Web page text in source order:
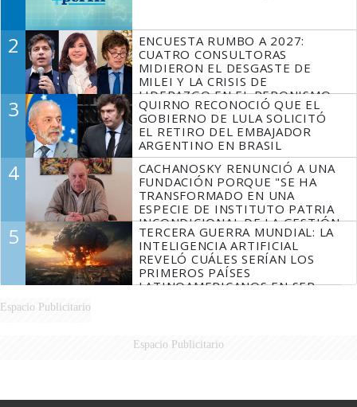
2
ENCUESTA RUMBO A 2027:
CUATRO CONSULTORAS
MIDIERON EL DESGASTE DE
MILEI Y LA CRISIS DE
LIDERAZGO EN EL PERONISMO
3
QUIRNO RECONOCIÓ QUE EL
GOBIERNO DE LULA SOLICITÓ
EL RETIRO DEL EMBAJADOR
ARGENTINO EN BRASIL
4
CACHANOSKY RENUNCIÓ A UNA
FUNDACIÓN PORQUE "SE HA
TRANSFORMADO EN UNA
ESPECIE DE INSTITUTO PATRIA
INCONDICIONAL DE LA GESTIÓN
DE MILEI"
5
TERCERA GUERRA MUNDIAL: LA
INTELIGENCIA ARTIFICIAL
REVELÓ CUÁLES SERÍAN LOS
PRIMEROS PAÍSES
LATINOAMERICANOS EN SER
Espacio Publicitario
Espacio Publicitario